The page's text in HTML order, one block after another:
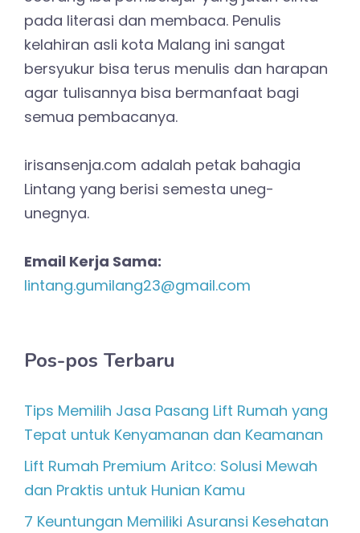
pada literasi dan membaca. Penulis
kelahiran asli kota Malang ini sangat
bersyukur bisa terus menulis dan harapan
agar tulisannya bisa bermanfaat bagi
semua pembacanya.
irisansenja.com adalah petak bahagia
Lintang yang berisi semesta uneg-
unegnya.
Email Kerja Sama:
lintang.gumilang23@gmail.com
Pos-pos Terbaru
Tips Memilih Jasa Pasang Lift Rumah yang
Tepat untuk Kenyamanan dan Keamanan
Lift Rumah Premium Aritco: Solusi Mewah
dan Praktis untuk Hunian Kamu
7 Keuntungan Memiliki Asuransi Kesehatan